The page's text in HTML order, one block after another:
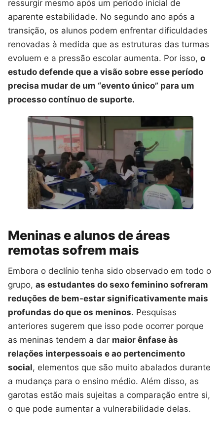
ressurgir mesmo após um período inicial de
aparente estabilidade. No segundo ano após a
transição, os alunos podem enfrentar dificuldades
renovadas à medida que as estruturas das turmas
evoluem e a pressão escolar aumenta. Por isso, o
estudo defende que a visão sobre esse período
precisa mudar de um “evento único” para um
processo contínuo de suporte.
Meninas e alunos de áreas
remotas sofrem mais
Embora o declínio tenha sido observado em todo o
grupo, as estudantes do sexo feminino sofreram
reduções de bem-estar significativamente mais
profundas do que os meninos. Pesquisas
anteriores sugerem que isso pode ocorrer porque
as meninas tendem a dar maior ênfase às
relações interpessoais e ao pertencimento
social, elementos que são muito abalados durante
a mudança para o ensino médio. Além disso, as
garotas estão mais sujeitas a comparação entre si,
o que pode aumentar a vulnerabilidade delas.